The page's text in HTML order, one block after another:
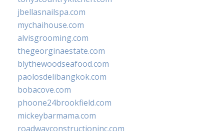
jbellasnailspa.com
mychaihouse.com
alvisgrooming.com
thegeorginaestate.com
blythewoodseafood.com
paolosdelibangkok.com
bobacove.com
phoone24brookfield.com
mickeybarmama.com
roadwayconstructioninc.com